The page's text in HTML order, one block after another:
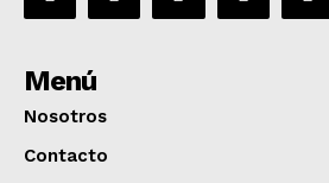
Menú
Nosotros
Contacto